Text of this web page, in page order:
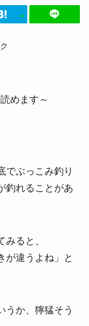
めます～
でぶっこみ釣り
釣れることがあ
ると、
が違うよね」と
うか、獰猛そう